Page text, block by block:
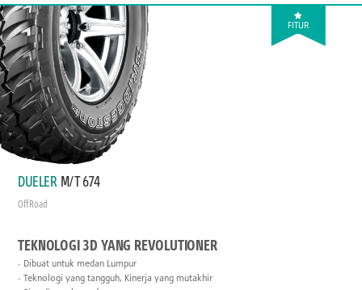
FITUR
DUELER M/T 674
Off Road
TEKNOLOGI 3D YANG REVOLUTIONER
Dibuat untuk medan Lumpur
Teknologi yang tangguh, Kinerja yang mutakhir